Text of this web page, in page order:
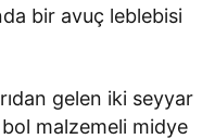
bir avuç leblebisi
gelen iki seyyar
malzemeli midye